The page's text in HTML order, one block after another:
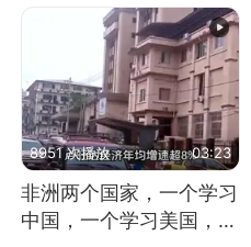
8951 次播放 03:23
非洲两个国家，一个学习
中国，一个学习美国，结